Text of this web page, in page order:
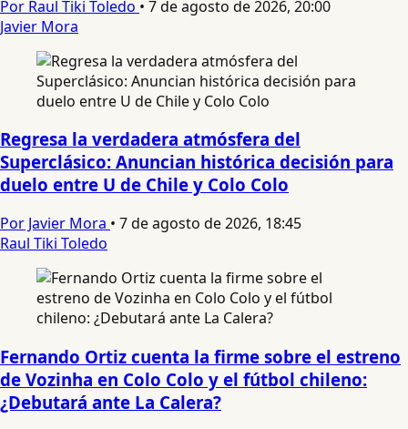
Por Raul Tiki Toledo • 7 de agosto de 2026, 20:00
Javier Mora
Regresa la verdadera atmósfera del
Superclásico: Anuncian histórica decisión para
duelo entre U de Chile y Colo Colo
Por Javier Mora • 7 de agosto de 2026, 18:45
Raul Tiki Toledo
Fernando Ortiz cuenta la firme sobre el estreno
de Vozinha en Colo Colo y el fútbol chileno:
¿Debutará ante La Calera?